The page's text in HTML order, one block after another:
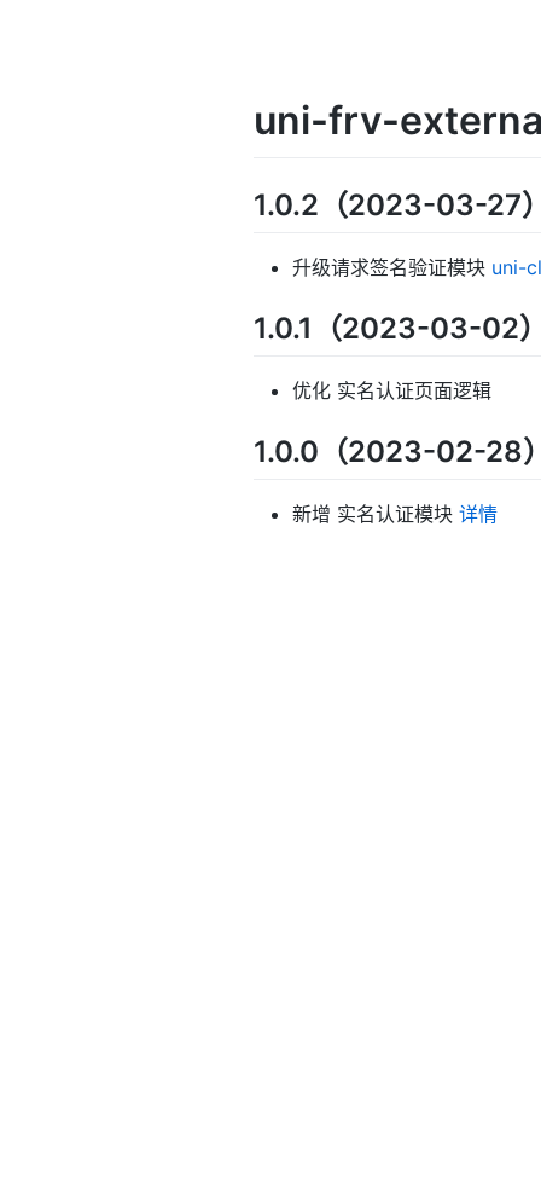
uni-frv-
1.0.2（2023-03-27
升级请求签名验证模块 uni-
1.0.1（2023-03-02
优化 实名认证页面逻辑
1.0.0（2023-02-28
新增 实名认证模块 详情